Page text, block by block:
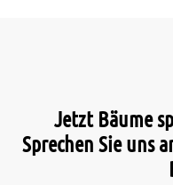
Jetzt Bäume
Sprechen Sie uns